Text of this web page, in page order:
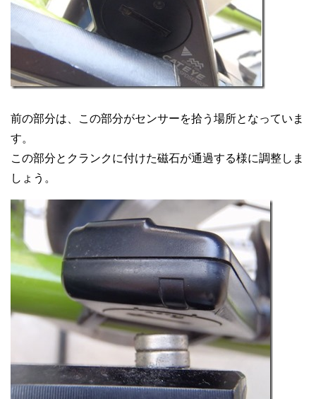
前の部分は、この部分がセンサーを拾う場所となっていま
す。
この部分とクランクに付けた磁石が通過する様に調整しま
しょう。